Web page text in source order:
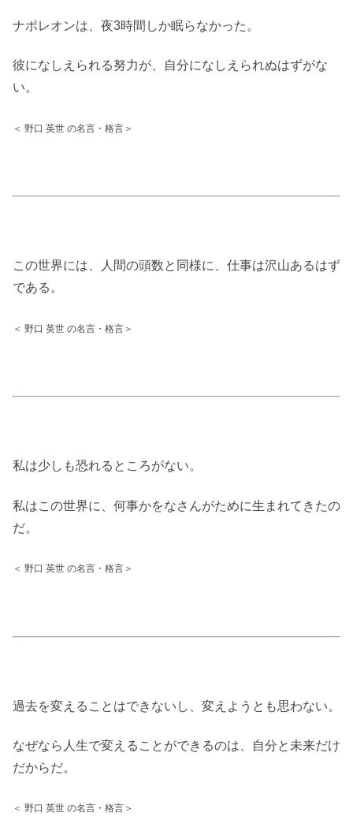
ナポレオンは、夜3時間しか眠らなかった。
彼になしえられる努力が、自分になしえられぬはずがな
い。
＜ 野口 英世 の名言・格言＞
この世界には、人間の頭数と同様に、仕事は沢山あるはず
である。
＜ 野口 英世 の名言・格言＞
私は少しも恐れるところがない。
私はこの世界に、何事かをなさんがために生まれてきたの
だ。
＜ 野口 英世 の名言・格言＞
過去を変えることはできないし、変えようとも思わない。
なぜなら人生で変えることができるのは、自分と未来だけ
だからだ。
＜ 野口 英世 の名言・格言＞